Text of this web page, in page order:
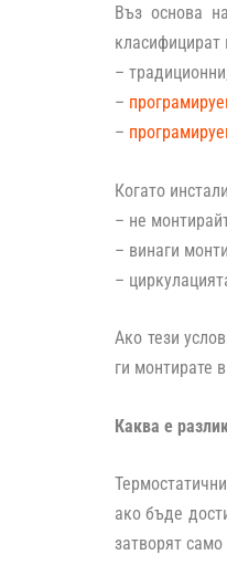
Въз основа
класифицират
–
–
–
Когато
– не
– винаги
–
Ако тези
ги монтирате
Каква е
ако бъде
затворят